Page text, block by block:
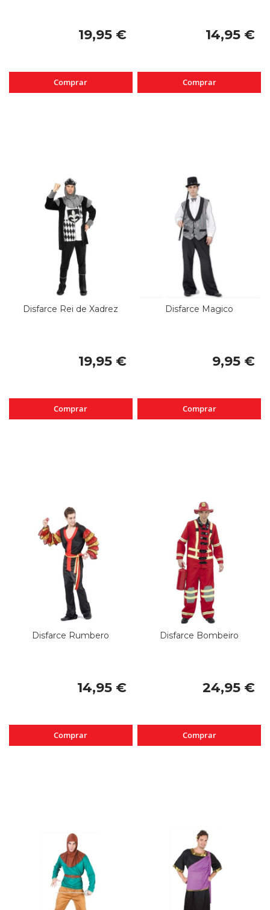
19,95 €
Comprar
14,95 €
Comprar
Disfarce Rei de Xadrez
19,95 €
Comprar
Disfarce Magico
9,95 €
Comprar
Disfarce Rumbero
14,95 €
Comprar
Disfarce Bombeiro
24,95 €
Comprar